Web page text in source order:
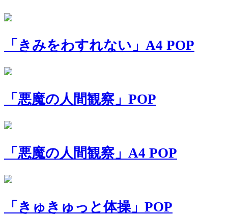
「きみをわすれない」A4 POP
「悪魔の人間観察」POP
「悪魔の人間観察」A4 POP
「きゅきゅっと体操」POP